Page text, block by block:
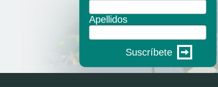
Apellidos
Suscríbete